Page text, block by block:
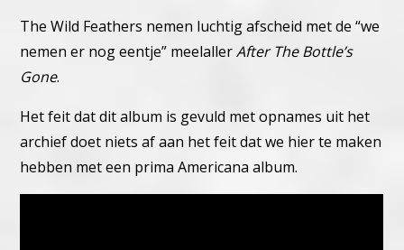
The Wild Feathers nemen luchtig afscheid met de “we
nemen er nog eentje” meelallerAfter The Bottle’s
Gone.
Het feit dat dit album is gevuld met opnames uit het
archief doet niets af aan het feit dat we hier te maken
hebben met een prima Americana album.